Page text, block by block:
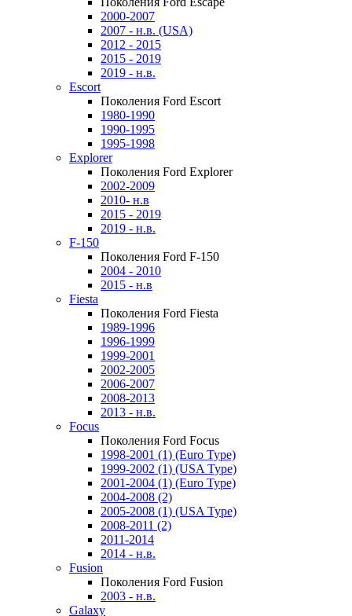
2000-2007
2007 - н.в. (USA)
2012 - 2015
2015 - 2019
2019 - н.в.
Escort
Поколения Ford Escort
1980-1990
1990-1995
1995-1998
Explorer
Поколения Ford Explorer
2002-2009
2010- н.в
2015 - 2019
2019 - н.в.
F-150
Поколения Ford F-150
2004 - 2010
2015 - н.в
Fiesta
Поколения Ford Fiesta
1989-1996
1996-1999
1999-2001
2002-2005
2006-2007
2008-2013
2013 - н.в.
Focus
Поколения Ford Focus
1998-2001 (1) (Euro Type)
1999-2002 (1) (USA Type)
2001-2004 (1) (Euro Type)
2004-2008 (2)
2005-2008 (1) (USA Type)
2008-2011 (2)
2011-2014
2014 - н.в.
Fusion
Поколения Ford Fusion
2003 - н.в.
Galaxy